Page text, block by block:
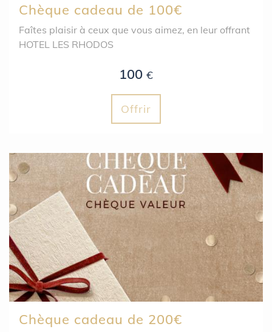
Chèque cadeau de 100€
Faîtes plaisir à ceux que vous aimez, en leur offrant
HOTEL LES RHODOS
100 €
Offrir
Chèque cadeau de 200€